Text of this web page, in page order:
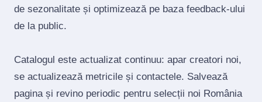
de sezonalitate și optimizează pe baza feedback‑ului
de la public.
Catalogul este actualizat continuu: apar creatori noi,
se actualizează metricile și contactele. Salvează
pagina și revino periodic pentru selecții noi România